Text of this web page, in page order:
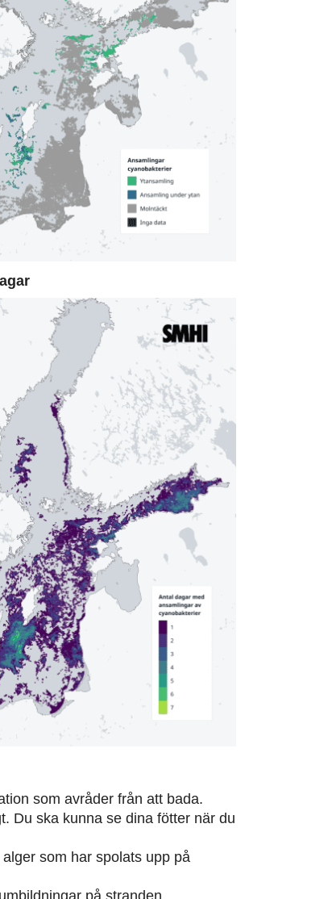
som avråder från att bada.
Du ska kunna se dina fötter när du
som har spolats upp på